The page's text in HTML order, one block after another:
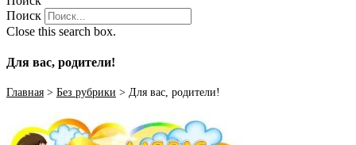
Поиск
Close this search box.
Для вас, родители!
Главная > Без рубрики > Для вас, родители!